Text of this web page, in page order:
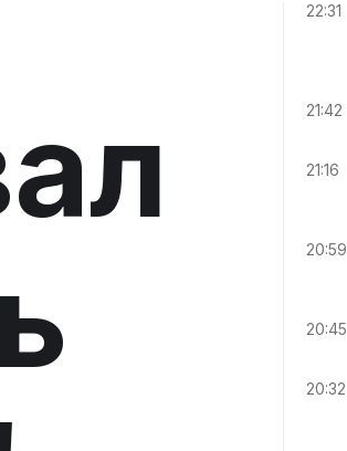
22:31
21:42
21:16
20:59
20:45
20:32